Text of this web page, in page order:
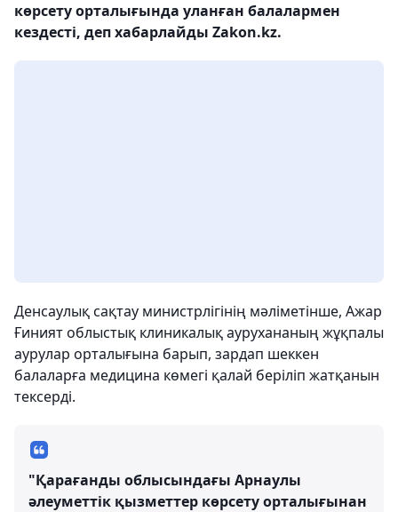
көрсету орталығында уланған балалармен
кездесті, деп хабарлайды Zakon.kz.
Денсаулық сақтау министрлігінің мәліметінше, Ажар
Ғиният облыстық клиникалық аурухананың жұқпалы
аурулар орталығына барып, зардап шеккен
балаларға медицина көмегі қалай беріліп жатқанын
тексерді.
"Қарағанды ​​облысындағы Арнаулы
әлеуметтік қызметтер көрсету орталығынан